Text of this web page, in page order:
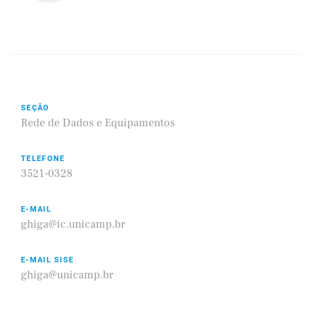
SEÇÃO
Rede de Dados e Equipamentos
TELEFONE
3521-0328
E-MAIL
ghiga@ic.unicamp.br
E-MAIL SISE
ghiga@unicamp.br